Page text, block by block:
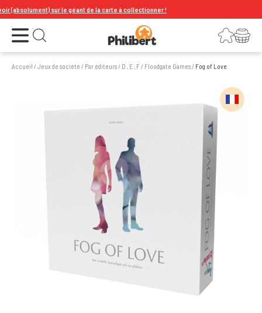
sur le géant de la carte à collectionner !
Ouvrir le menu Ouvrir la recherche Connexion
Votre panier
Accueil /Jeux de société / Par éditeurs/ D , E , F/ Floodgate Games/ Fog of Love